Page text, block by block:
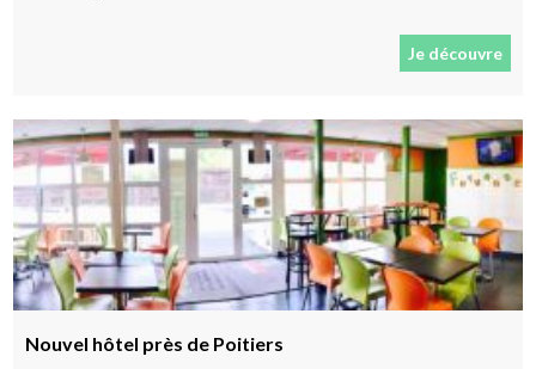
Je découvre
Nouvel hôtel près de Poitiers